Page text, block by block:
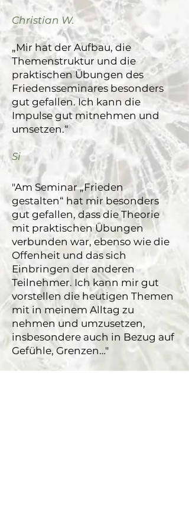
Christian W.
„Mir hat der Aufbau, die
Themenstruktur und die
praktischen Übungen des
Friedensseminares besonders
gut gefallen. Ich kann die
Impulse gut mitnehmen und
umsetzen.“
Si
"Am Seminar „Frieden
gestalten“ hat mir besonders
gut gefallen, dass die Theorie
mit praktischen Übungen
verbunden war, ebenso wie die
Offenheit und das sich
Einbringen der anderen
Teilnehmer. Ich kann mir gut
vorstellen die heutigen Themen
mit in meinem Alltag zu
nehmen und umzusetzen,
insbesondere auch in Bezug auf
Gefühle, Grenzen…"